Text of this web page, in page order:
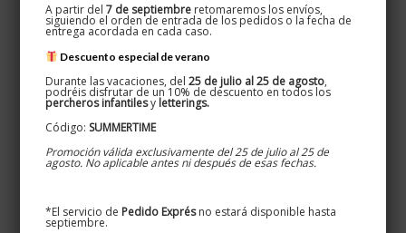
Oxydum · Nicknom
Disseminat, 5 · Teià 08329
Info personalizados
A partir del 7 de septiembre retomaremos los envíos,
siguiendo el orden de entrada de los pedidos o la fecha de
entrega acordada en cada caso.
Descuento especial de verano
Durante las vacaciones, del25 de julio al 25 de agosto,
podréis disfrutar de un 10% de descuento en todos los
percheros infantilesy letterings.
Código: SUMMERTIME
Promoción válida exclusivamente del 25 de julio al 25 de
agosto. No aplicable antes ni después de esas fechas.
*El servicio de Pedido Exprésno estará disponible hasta
septiembre.